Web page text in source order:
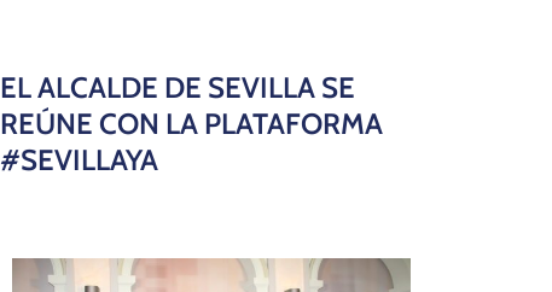
EL ALCALDE DE SEVILLA SE
REÚNE CON LA PLATAFORMA
#SEVILLAYA